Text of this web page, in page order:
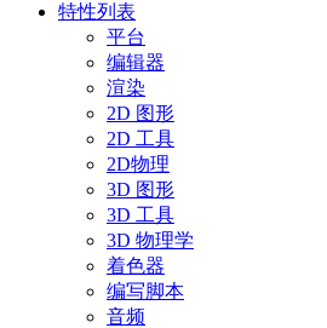
特性列表
平台
编辑器
渲染
2D 图形
2D 工具
2D物理
3D 图形
3D 工具
3D 物理学
着色器
编写脚本
音频